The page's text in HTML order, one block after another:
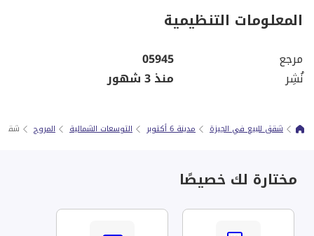
المعلومات التنظيمية
مرجع
05945
نُشِر
منذ 3 شهور
شقق للبيع في الجيزة مدينة 6 أكتوبر التوسعات الشمالية المروج شقة للبيع 3 غرف منهم
مختارة لك خصيصًا